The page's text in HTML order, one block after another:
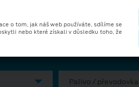
Elektromobilita
Palivo / převodovka
o tom, jak náš web používáte, sdílíme se
nebo které získali v důsledku toho, že